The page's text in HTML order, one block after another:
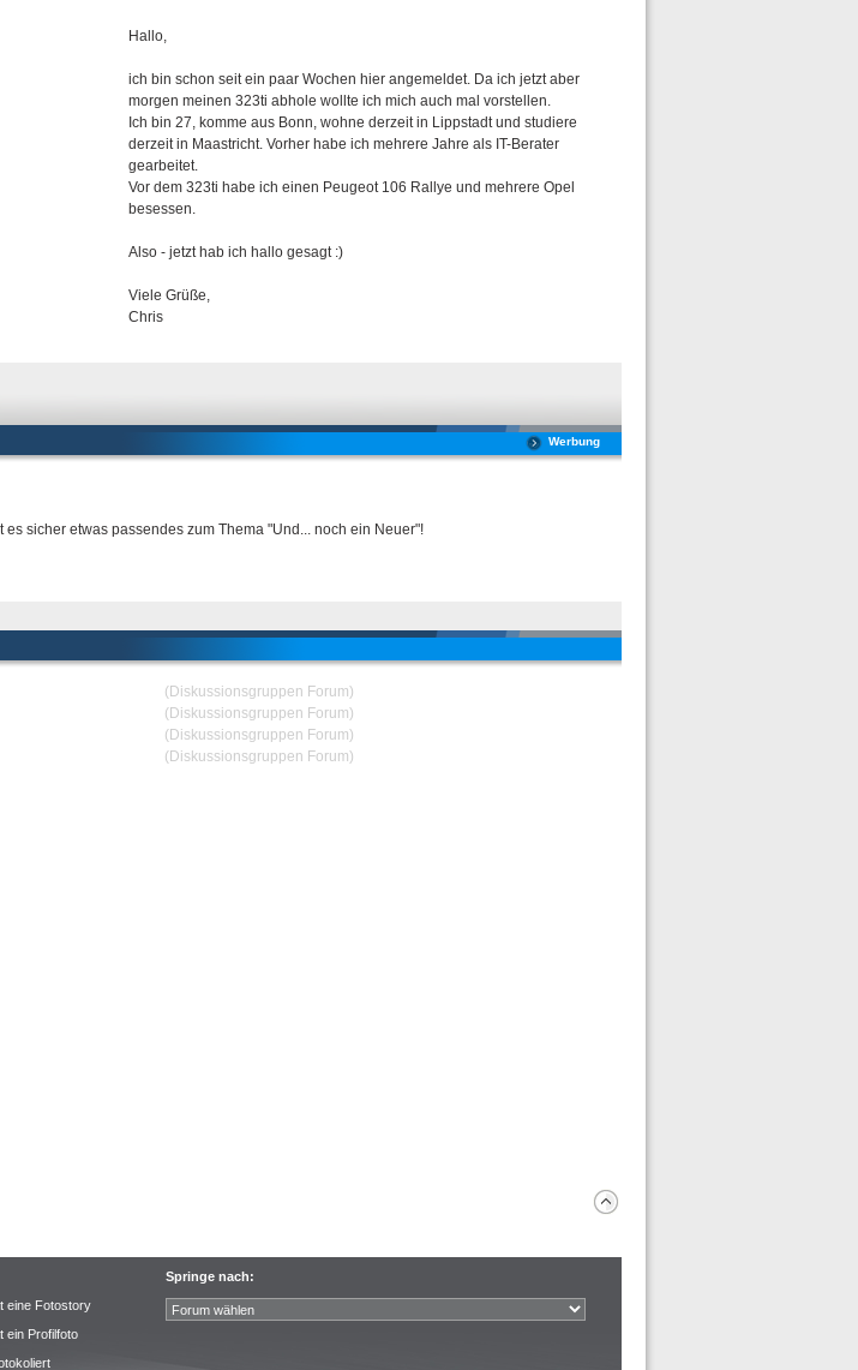
Hallo,
ich bin schon seit ein paar Wochen hier angemeldet. Da ich jetzt aber
morgen meinen 323ti abhole wollte ich mich auch mal vorstellen.
Ich bin 27, komme aus Bonn, wohne derzeit in Lippstadt und studiere
derzeit in Maastricht. Vorher habe ich mehrere Jahre als IT-Berater
gearbeitet.
Vor dem 323ti habe ich einen Peugeot 106 Rallye und mehrere Opel
besessen.
Also - jetzt hab ich hallo gesagt :)
Viele Grüße,
Chris
Werbung
es sicher etwas passendes zum Thema "Und... noch ein Neuer"!
(Diskussionsgruppen Forum)
(Diskussionsgruppen Forum)
(Diskussionsgruppen Forum)
(Diskussionsgruppen Forum)
eine Fotostory
ein Profilfoto
Springe nach: